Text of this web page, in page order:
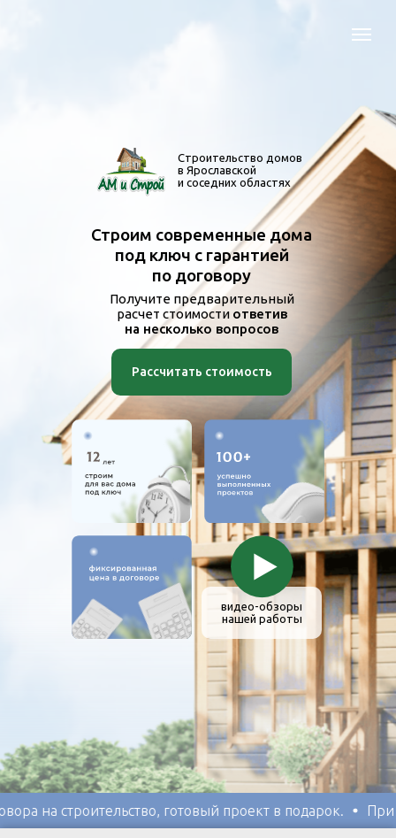
Получите предварительный
расчет стоимости ответив
на несколько вопросов
Строим современные дома
под ключ с гарантией
по договору
Рассчитать стоимость
Строительство домов
в Ярославской
и соседних областях
видео-обзоры
нашей работы
готовый проект в подарок. При заключении договора